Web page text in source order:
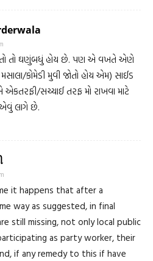
તો ઘણુંબધું હોય છે. પણ એ વખતે એણે
કોમેડી મુવી જોતો હોય એમ) સાઈડ
સચ્ચાઈ તરફ મો રાખવા માટે
લાગે છે.
it happens that after a
way as suggested, in final
still missing, not only local public
as party worker, their
if any remedy to this if have